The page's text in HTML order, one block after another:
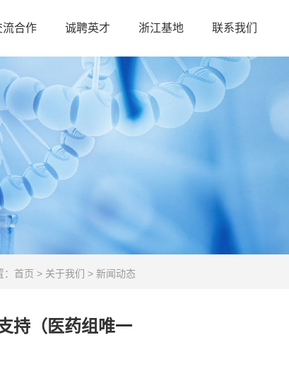
流合作 诚聘英才 浙江基地 联系我们
首页 > 关于我们 > 新闻动态
持（医药组唯一